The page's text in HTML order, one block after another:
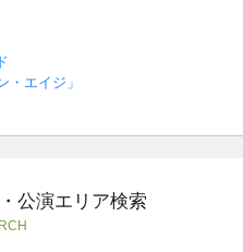
・エイジ」
公演エリア検索